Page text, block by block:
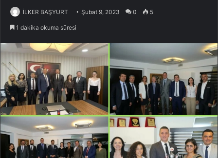
İLKER BAŞYURT Şubat 9, 2023 0 5
1 dakika okuma süresi